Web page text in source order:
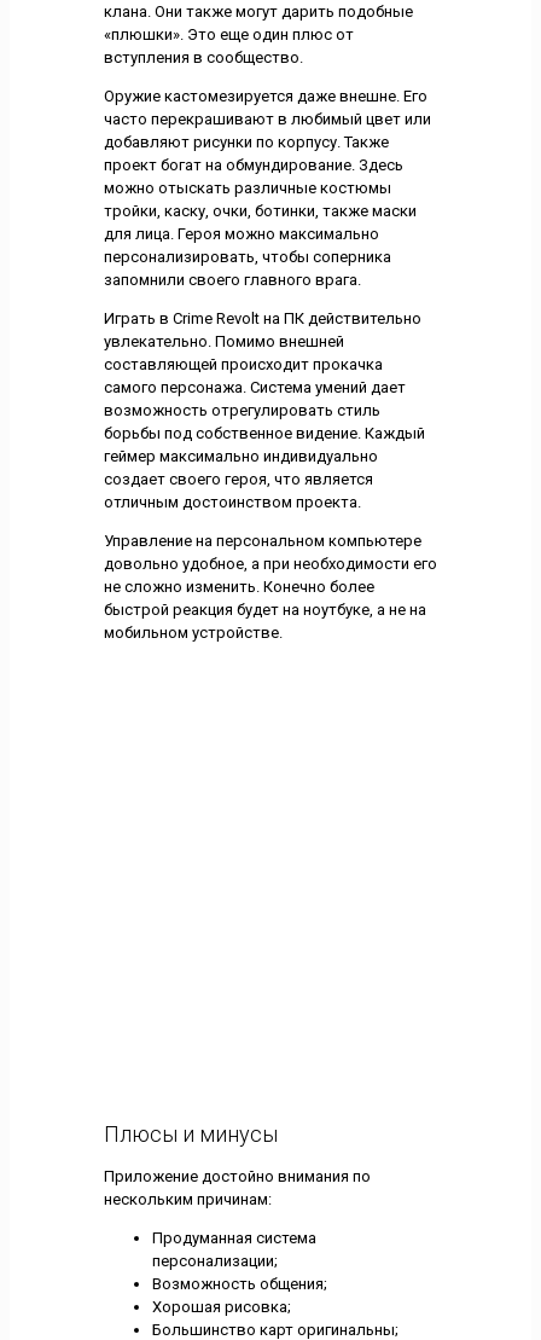
клана. Они также могут дарить подобные
«плюшки». Это еще один плюс от
вступления в сообщество.
Оружие кастомезируется даже внешне. Его
часто перекрашивают в любимый цвет или
добавляют рисунки по корпусу. Также
проект богат на обмундирование. Здесь
можно отыскать различные костюмы
тройки, каску, очки, ботинки, также маски
для лица. Героя можно максимально
персонализировать, чтобы соперника
запомнили своего главного врага.
Играть в Crime Revolt на ПК действительно
увлекательно. Помимо внешней
составляющей происходит прокачка
самого персонажа. Система умений дает
возможность отрегулировать стиль
борьбы под собственное видение. Каждый
геймер максимально индивидуально
создает своего героя, что является
отличным достоинством проекта.
Управление на персональном компьютере
довольно удобное, а при необходимости его
не сложно изменить. Конечно более
быстрой реакция будет на ноутбуке, а не на
мобильном устройстве.
Плюсы и минусы
Приложение достойно внимания по
нескольким причинам:
Продуманная система
персонализации;
Возможность общения;
Хорошая рисовка;
Большинство карт оригинальны;